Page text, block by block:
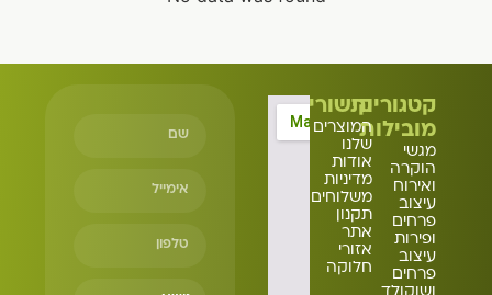
קטגוריות
מובילות
מגשי
הוקרה
ואירוח
עיצוב
פרחים
ופירות
עיצוב
פרחים
קישורים
המוצרים
שלנו
אודות
מדיניות
משלוחים
תקנון
אתר
אזורי
חלוקה